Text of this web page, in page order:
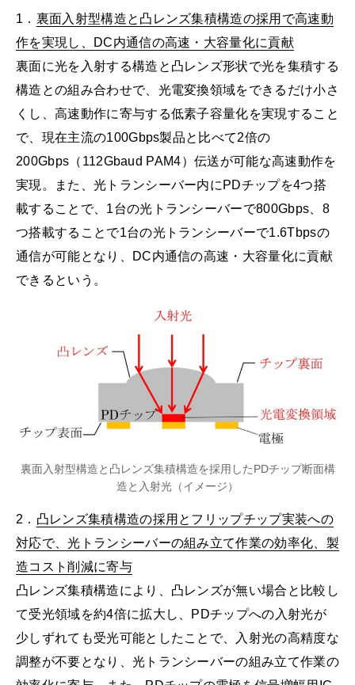
1． 裏面入射型構造と凸レンズ集積構造の採用で高速動
作を実現し、DC内通信の高速・大容量化に貢献
裏面に光を入射する構造と凸レンズ形状で光を集積する
構造との組み合わせで、光電変換領域をできるだけ小さ
くし、高速動作に寄与する低素子容量化を実現すること
で、現在主流の100Gbps製品と比べて2倍の
200Gbps（112Gbaud PAM4）伝送が可能な高速動作を
実現。また、光トランシーバー内にPDチップを4つ搭
載することで、1台の光トランシーバーで800Gbps、8
つ搭載することで1台の光トランシーバーで1.6Tbpsの
通信が可能となり、DC内通信の高速・大容量化に貢献
できるという。
裏面入射型構造と凸レンズ集積構造を採用したPDチップ断面構
造と入射光（イメージ）
2． 凸レンズ集積構造の採用とフリップチップ実装への
対応で、光トランシーバーの組み立て作業の効率化、製
造コスト削減に寄与
凸レンズ集積構造により、凸レンズが無い場合と比較し
て受光領域を約4倍に拡大し、PDチップへの入射光が
少しずれても受光可能としたことで、入射光の高精度な
調整が不要となり、光トランシーバーの組み立て作業の